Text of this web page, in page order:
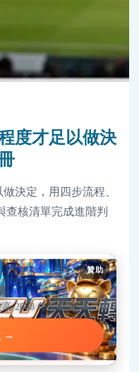
度才足以做決
決定，用四步流程、
查核清單完成進階判
贊助
2888 每天都能中。
→